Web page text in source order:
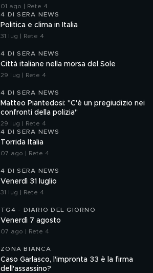
01 ago | Rete 4
4 DI SERA NEWS
Politica e clima in Italia
31 lug | Rete 4
4 DI SERA NEWS
Città italiane nella morsa del Sole
29 lug | Rete 4
4 DI SERA NEWS
Matteo Piantedosi: "C'è un pregiudizio nei
confronti della polizia"
29 lug | Rete 4
4 DI SERA NEWS
Torrida Italia
07 ago | Rete 4
4 DI SERA NEWS
Venerdì 31 luglio
31 lug | Rete 4
TG4 - DIARIO DEL GIORNO
Venerdì 7 agosto
07 ago | Rete 4
ZONA BIANCA
Caso Garlasco, l'impronta 33 è la firma
dell'assassino?